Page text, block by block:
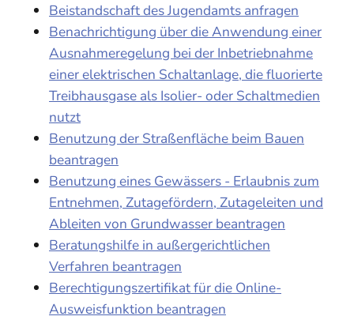
Beistandschaft des Jugendamts anfragen
Benachrichtigung über die Anwendung einer
Ausnahmeregelung bei der Inbetriebnahme
einer elektrischen Schaltanlage, die fluorierte
Treibhausgase als Isolier- oder Schaltmedien
nutzt
Benutzung der Straßenfläche beim Bauen
beantragen
Benutzung eines Gewässers - Erlaubnis zum
Entnehmen, Zutagefördern, Zutageleiten und
Ableiten von Grundwasser beantragen
Beratungshilfe in außergerichtlichen
Verfahren beantragen
Berechtigungszertifikat für die Online-
Ausweisfunktion beantragen